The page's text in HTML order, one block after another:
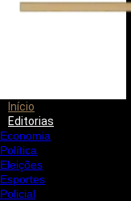
Início
Editorias
Economia
Política
Eleições
Esportes
Policial